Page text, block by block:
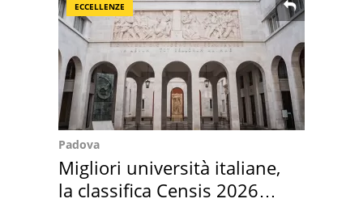
ECCELLENZE
Padova
Migliori università italiane,
la classifica Censis 2026